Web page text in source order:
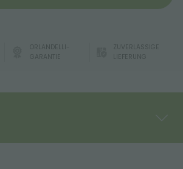
ORLANDELLI-
GARANTIE
ZUVERLÄSSIGE
LIEFERUNG